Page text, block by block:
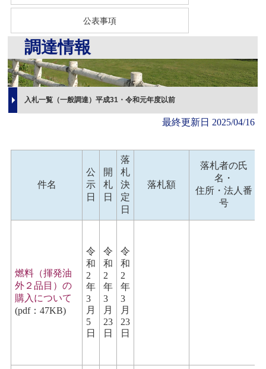
公表事項
調達情報
入札一覧（一般調達）平成31・令和元年度以前
最終更新日 2025/04/16
件名
公
示
日
開
札
日
落
札
決
定
日
落札額
落札者の氏
名・
住所・法人番
号
燃料（揮発油
外２品目）の
購入について
(pdf：47KB)
令
和
2
年
3
月
5
日
令
和
2
年
3
月
23
日
令
和
2
年
3
月
23
日